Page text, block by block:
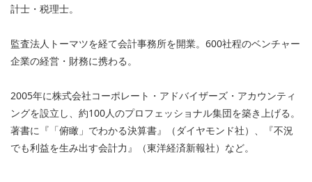
計士・税理士。
監査法人トーマツを経て会計事務所を開業。600社程のベンチャー
企業の経営・財務に携わる。
2005年に株式会社コーポレート・アドバイザーズ・アカウンティ
ングを設立し、約100人のプロフェッショナル集団を築き上げる。
著書に『「俯瞰」でわかる決算書』（ダイヤモンド社）、『不況
でも利益を生み出す会計力』（東洋経済新報社）など。